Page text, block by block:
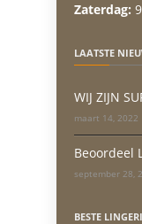
Zaterdag:
LAATSTE
WIJ ZIJN
maart 14, 2022
Beoordeel
september 28,
BESTE